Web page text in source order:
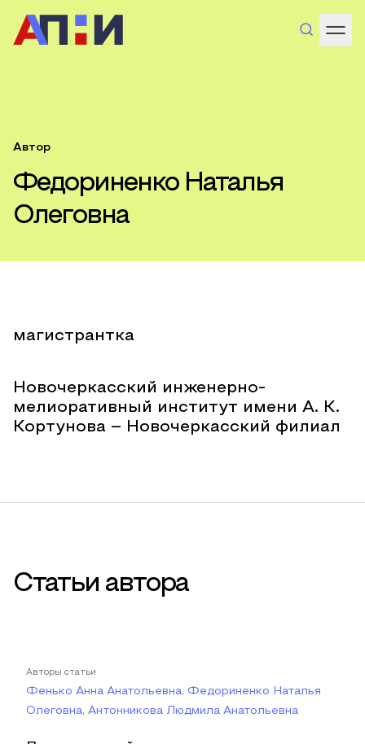
Автор
Федориненко Наталья
Олеговна
магистрантка
Новочеркасский инженерно-
мелиоративный институт имени А. К.
Кортунова – Новочеркасский филиал
Статьи автора
Авторы статьи
Фенько Анна Анатольевна, Федориненко Наталья
Олеговна, Антонникова Людмила Анатольевна